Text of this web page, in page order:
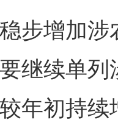
增加涉
继续单
年初持